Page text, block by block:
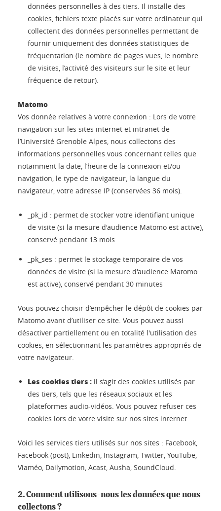
données personnelles à des tiers. Il installe des
cookies, fichiers texte placés sur votre ordinateur qui
collectent des données personnelles permettant de
fournir uniquement des données statistiques de
fréquentation (le nombre de pages vues, le nombre
de visites, l’activité des visiteurs sur le site et leur
fréquence de retour).
Matomo
Vos donnée relatives à votre connexion : Lors de votre
navigation sur les sites internet et intranet de
l’Université Grenoble Alpes, nous collectons des
informations personnelles vous concernant telles que
notamment la date, l’heure de la connexion et/ou
navigation, le type de navigateur, la langue du
navigateur, votre adresse IP (conservées 36 mois).
_pk_id : permet de stocker votre identifiant unique
de visite (si la mesure d'audience Matomo est active),
conservé pendant 13 mois
_pk_ses : permet le stockage temporaire de vos
données de visite (si la mesure d'audience Matomo
est active), conservé pendant 30 minutes
Vous pouvez choisir d’empêcher le dépôt de cookies par
Matomo avant d’utiliser ce site. Vous pouvez aussi
désactiver partiellement ou en totalité l'utilisation des
cookies, en sélectionnant les paramètres appropriés de
votre navigateur.
Les cookies tiers : il s’agit des cookies utilisés par
des tiers, tels que les réseaux sociaux et les
plateformes audio-vidéos. Vous pouvez refuser ces
cookies lors de votre visite sur nos sites internet.
Voici les services tiers utilisés sur nos sites : Facebook,
Facebook (post), Linkedin, Instagram, Twitter, YouTube,
Viaméo, Dailymotion, Acast, Ausha, SoundCloud.
2. Comment utilisons-nous les données que nous
collectons ?